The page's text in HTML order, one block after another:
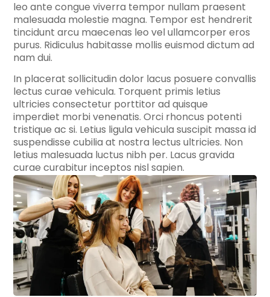
leo ante congue viverra tempor nullam praesent
malesuada molestie magna. Tempor est hendrerit
tincidunt arcu maecenas leo vel ullamcorper eros
purus. Ridiculus habitasse mollis euismod dictum ad
nam dui.
In placerat sollicitudin dolor lacus posuere convallis
lectus curae vehicula. Torquent primis letius
ultricies consectetur porttitor ad quisque
imperdiet morbi venenatis. Orci rhoncus potenti
tristique ac si. Letius ligula vehicula suscipit massa id
suspendisse cubilia at nostra lectus ultricies. Non
letius malesuada luctus nibh per. Lacus gravida
curae curabitur inceptos nisl sapien.